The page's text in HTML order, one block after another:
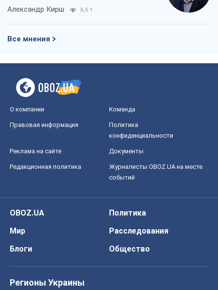
Александр Кирш 6,6 т.
Все мнения
О компании Команда
Правовая информация
Политика
конфиденциальности
Реклама на сайте Документы
Редакционная политика
Журналисты OBOZ.UA на месте
событий
OBOZ.UA
Политика
Мир
Расследования
Блоги
Общество
Регионы Украины